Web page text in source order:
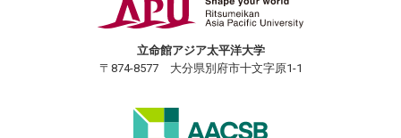
立命館アジア太平洋大学
〒874-8577 大分県別府市十文字原1-1